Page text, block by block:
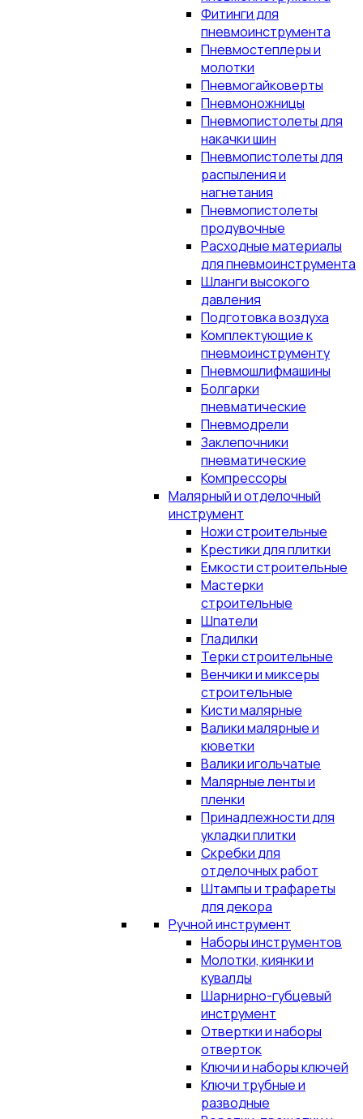
Фитинги для
пневмоинструмента
Пневмостеплеры и
молотки
Пневмогайковерты
Пневмоножницы
Пневмопистолеты для
накачки шин
Пневмопистолеты для
распыления и
нагнетания
Пневмопистолеты
продувочные
Расходные материалы
для пневмоинструмента
Шланги высокого
давления
Подготовка воздуха
Комплектующие к
пневмоинструменту
Пневмошлифмашины
Болгарки
пневматические
Пневмодрели
Заклепочники
пневматические
Компрессоры
Малярный и отделочный
инструмент
Ножи строительные
Крестики для плитки
Емкости строительные
Мастерки
строительные
Шпатели
Гладилки
Терки строительные
Венчики и миксеры
строительные
Кисти малярные
Валики малярные и
кюветки
Валики игольчатые
Малярные ленты и
пленки
Принадлежности для
укладки плитки
Скребки для
отделочных работ
Штампы и трафареты
для декора
Ручной инструмент
Наборы инструментов
Молотки, киянки и
кувалды
Шарнирно-губцевый
инструмент
Отвертки и наборы
отверток
Ключи и наборы ключей
Ключи трубные и
разводные